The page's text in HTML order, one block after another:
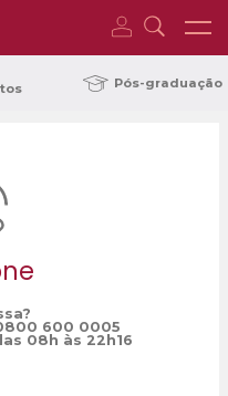
Pós-graduação
600 0005
08h às 22h16